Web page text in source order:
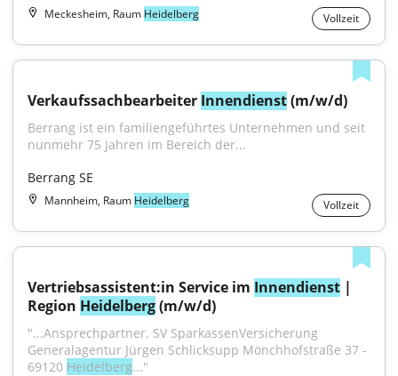
Meckesheim, Raum Heidelberg Vollzeit
Verkaufssachbearbeiter Innendienst (m/w/d)
Berrang ist ein familiengeführtes Unternehmen und seit
nunmehr 75 Jahren im Bereich der...
Berrang SE
Mannheim, Raum Heidelberg Vollzeit
Vertriebsassistent:in Service im Innendienst |
Region Heidelberg (m/w/d)
"...Ansprechpartner. SV SparkassenVersicherung
Generalagentur Jürgen Schlicksupp Mönchhofstraße 37 -
69120 Heidelberg..."